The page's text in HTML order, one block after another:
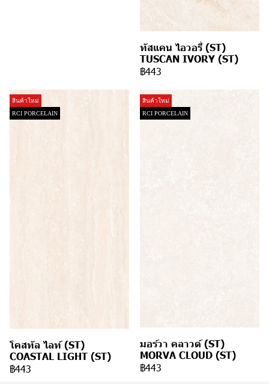
ทัสแคน ไอวอรี่ (ST)
TUSCAN IVORY (ST)
฿443
สินค้าใหม่
RCI PORCELAIN
โคสทัล ไลท์ (ST)
COASTAL LIGHT (ST)
฿443
สินค้าใหม่
RCI PORCELAIN
มอร์วา คลาวด์ (ST)
MORVA CLOUD (ST)
฿443